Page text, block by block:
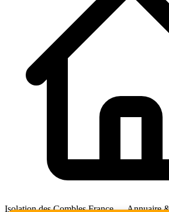
Isolation des Combles France — Annuaire